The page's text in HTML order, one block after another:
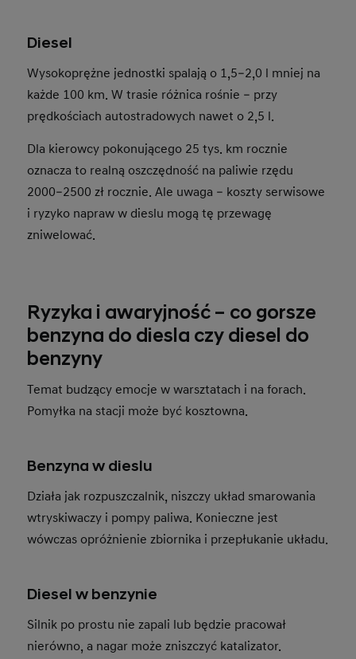
Diesel
Wysokoprężne jednostki spalają o 1,5–2,0 l mniej na
każde 100 km. W trasie różnica rośnie – przy
prędkościach autostradowych nawet o 2,5 l.
Dla kierowcy pokonującego 25 tys. km rocznie
oznacza to realną oszczędność na paliwie rzędu
2000–2500 zł rocznie. Ale uwaga – koszty serwisowe
i ryzyko napraw w dieslu mogą tę przewagę
zniwelować.
Ryzyka i awaryjność – co gorsze
benzyna do diesla czy diesel do
benzyny
Temat budzący emocje w warsztatach i na forach.
Pomyłka na stacji może być kosztowna.
Benzyna w dieslu
Działa jak rozpuszczalnik, niszczy układ smarowania
wtryskiwaczy i pompy paliwa. Konieczne jest
wówczas opróżnienie zbiornika i przepłukanie układu.
Diesel w benzynie
Silnik po prostu nie zapali lub będzie pracował
nierówno, a nagar może zniszczyć katalizator.